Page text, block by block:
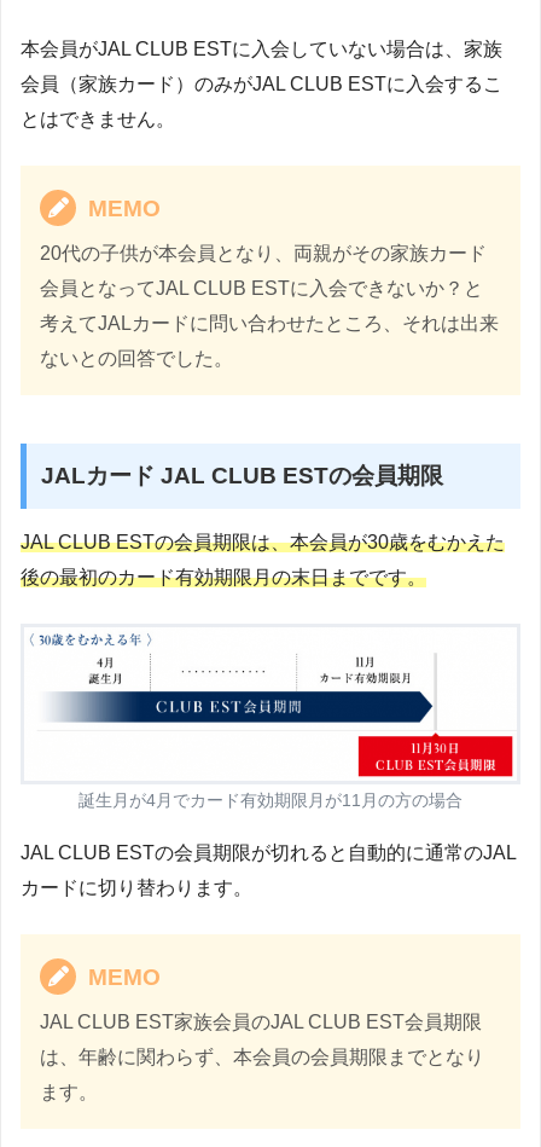
本会員がJAL CLUB ESTに入会していない場合は、家族
会員（家族カード）のみがJAL CLUB ESTに入会するこ
とはできません。
MEMO
20代の子供が本会員となり、両親がその家族カード
会員となってJAL CLUB ESTに入会できないか？と
考えてJALカードに問い合わせたところ、それは出来
ないとの回答でした。
JALカード JAL CLUB ESTの会員期限
JAL CLUB ESTの会員期限は、本会員が30歳をむかえた
後の最初のカード有効期限月の末日までです。
誕生月が4月でカード有効期限月が11月の方の場合
JAL CLUB ESTの会員期限が切れると自動的に通常のJAL
カードに切り替わります。
MEMO
JAL CLUB EST家族会員のJAL CLUB EST会員期限
は、年齢に関わらず、本会員の会員期限までとなり
ます。